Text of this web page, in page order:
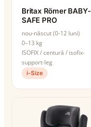
Britax Römer BABY-
SAFE PRO
nou-născut (0-12 luni)
0–13 kg
ISOFIX / centură / isofix-
support-leg
i-Size